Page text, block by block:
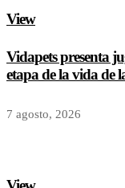
View
Vidapets presenta
etapa de la vida de
7 agosto, 2026